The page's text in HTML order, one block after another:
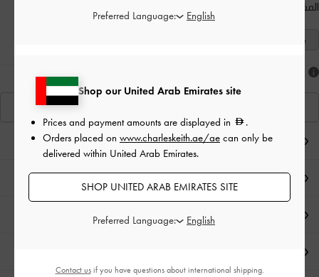
المقاس:
35
ملاحظات المحرر
تفاصيل المنتج وتعليمات العناية
Shop our United Arab Emirates site
Prices and payment amounts are displayed in
.
Orders placed on www.charleskeith.ae/ae can only be
delivered within United Arab Emirates.
SHOP UNITED ARAB EMIRATES SITE
Preferred Language:
Preferred Language:
Contact usif you have questions about international shipping.